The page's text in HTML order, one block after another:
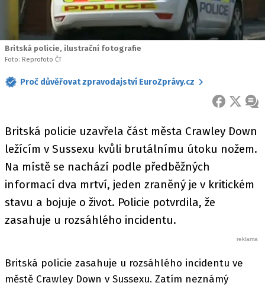
Britská policie, ilustrační fotografie
Foto: Reprofoto ČT
Proč důvěřovat zpravodajství EuroZprávy.cz
FACEBOOK
X
Britská policie uzavřela část města Crawley Down
ležícím v Sussexu kvůli brutálnímu útoku nožem.
Na místě se nachází podle předběžných
informací dva mrtví, jeden zraněný je v kritickém
stavu a bojuje o život. Policie potvrdila, že
zasahuje u rozsáhlého incidentu.
Britská policie zasahuje u rozsáhlého incidentu ve
městě Crawley Down v Sussexu. Zatím neznámý